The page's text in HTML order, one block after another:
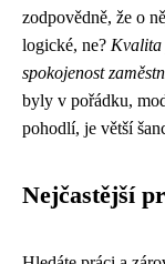
zodpovědně, že o
logické, ne? Kvalita
spokojenost
byly v pořádku,
pohodlí, je větší
Nejčastější